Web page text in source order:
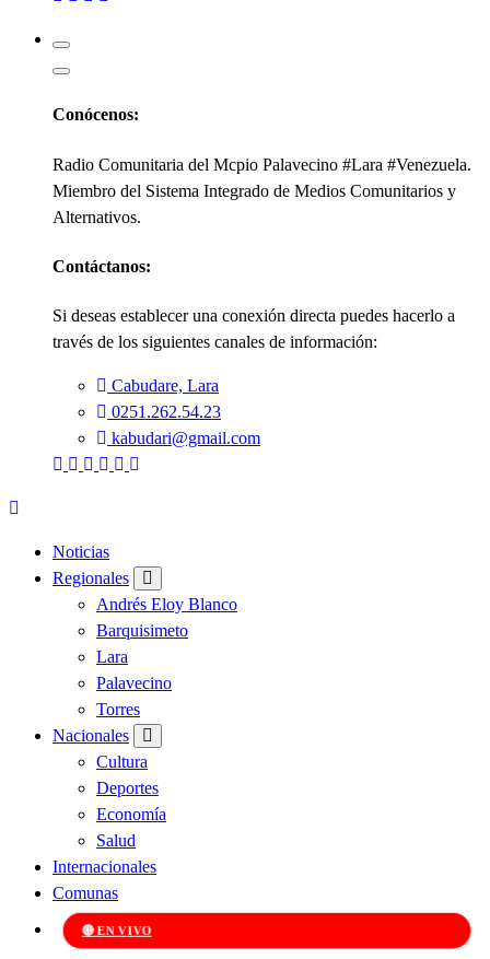
Kabudari
Conócenos:
Radio Comunitaria del Mcpio Palavecino #Lara #Venezuela.
Miembro del Sistema Integrado de Medios Comunitarios y
Alternativos.
Contáctanos:
Si deseas establecer una conexión directa puedes hacerlo a
través de los siguientes canales de información:
Cabudare, Lara
0251.262.54.23
kabudari@gmail.com
Noticias
Regionales
Andrés Eloy Blanco
Barquisimeto
Lara
Palavecino
Torres
Nacionales
Cultura
Deportes
Economía
Salud
Internacionales
Comunas
🔴 EN VIVO